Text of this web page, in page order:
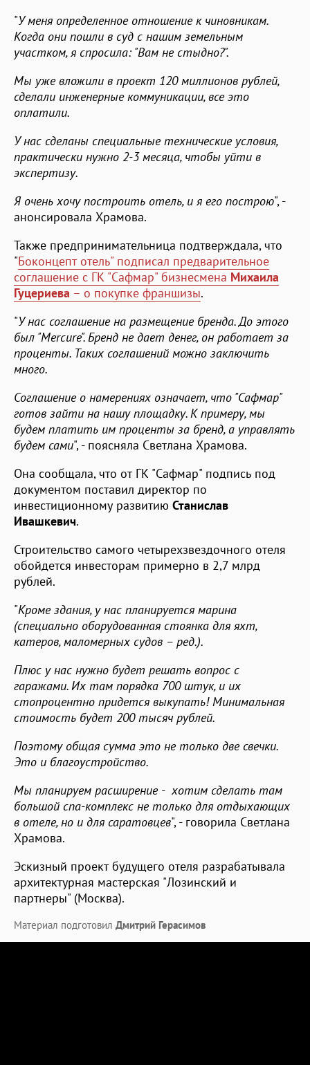
"У меня определенное отношение к чиновникам.
Когда они пошли в суд с нашим земельным
участком, я спросила: "Вам не стыдно?".
Мы уже вложили в проект 120 миллионов рублей,
сделали инженерные коммуникации, все это
оплатили.
У нас сделаны специальные технические условия,
практически нужно 2-3 месяца, чтобы уйти в
экспертизу.
Я очень хочу построить отель, и я его построю", -
анонсировала Храмова.
Также предпринимательница подтверждала, что
"Боконцепт отель" подписал предварительное
соглашение с ГК "Сафмар" бизнесмена Михаила
Гуцериева – о покупке франшизы.
"У нас соглашение на размещение бренда. До этого
был "Mercure". Бренд не дает денег, он работает за
проценты. Таких соглашений можно заключить
много.
Соглашение о намерениях означает, что "Сафмар"
готов зайти на нашу площадку. К примеру, мы
будем платить им проценты за бренд, а управлять
будем сами", - поясняла Светлана Храмова.
Она сообщала, что от ГК "Сафмар" подпись под
документом поставил директор по
инвестиционному развитию Станислав
Ивашкевич.
Строительство самого четырехзвездочного отеля
обойдется инвесторам примерно в 2,7 млрд
рублей.
"Кроме здания, у нас планируется марина
(специально оборудованная стоянка для яхт,
катеров, маломерных судов – ред.).
Плюс у нас нужно будет решать вопрос с
гаражами. Их там порядка 700 штук, и их
стопроцентно придется выкупать! Минимальная
стоимость будет 200 тысяч рублей.
Поэтому общая сумма это не только две свечки.
Это и благоустройство.
Мы планируем расширение - хотим сделать там
большой спа-комплекс не только для отдыхающих
в отеле, но и для саратовцев", - говорила Светлана
Храмова.
Эскизный проект будущего отеля разрабатывала
архитектурная мастерская "Лозинский и
партнеры" (Москва).
Материал подготовил Дмитрий Герасимов